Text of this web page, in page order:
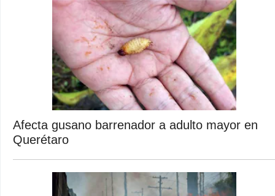
Afecta gusano barrenador a adulto mayor en
Querétaro